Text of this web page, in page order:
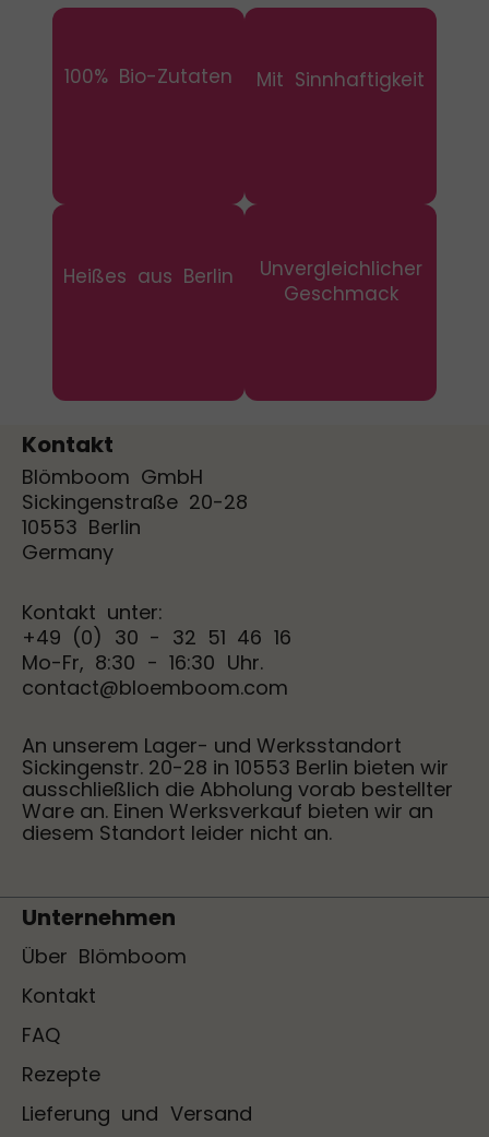
100% Bio-Zutaten Mit Sinnhaftigkeit
Heißes aus Berlin
Unvergleichlicher
Geschmack
Kontakt
Blömboom GmbH
Sickingenstraße 20-28
10553 Berlin
Germany
Kontakt unter:
+49 (0) 30 - 32 51 46 16
Mo-Fr, 8:30 - 16:30 Uhr.
contact@bloemboom.com
An unserem Lager- und Werksstandort
Sickingenstr. 20-28 in 10553 Berlin bieten wir
ausschließlich die Abholung vorab bestellter
Ware an. Einen Werksverkauf bieten wir an
diesem Standort leider nicht an.
Unternehmen
Über Blömboom
Kontakt
FAQ
Rezepte
Lieferung und Versand